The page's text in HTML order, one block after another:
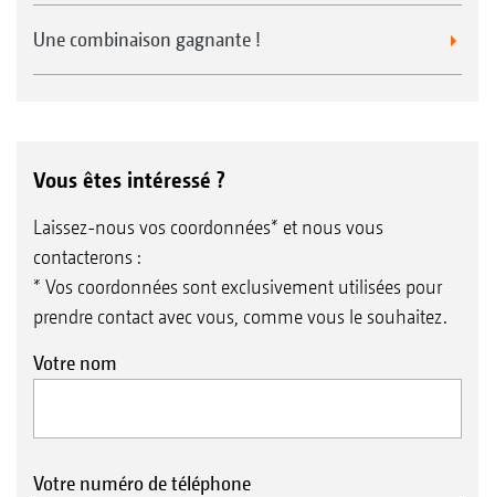
Une combinaison gagnante !
Vous êtes intéressé ?
Laissez-nous vos coordonnées* et nous vous
contacterons :
* Vos coordonnées sont exclusivement utilisées pour
prendre contact avec vous, comme vous le souhaitez.
Votre nom
Votre numéro de téléphone